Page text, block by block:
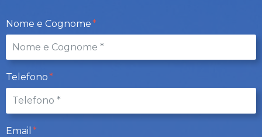
Nome e Cognome
Telefono
Email